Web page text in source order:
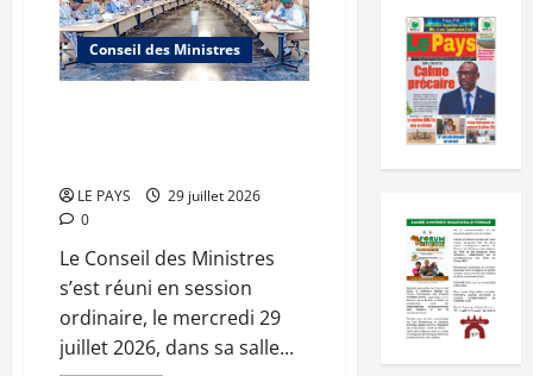
Conseil des Ministres
LE PAYS
29 juillet 2026
0
Le Conseil des Ministres
s’est réuni en session
ordinaire, le mercredi 29
juillet 2026, dans sa salle...